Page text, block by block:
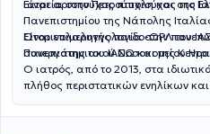
ιατρεία στην Πετρούπολη και στο
Είναι αριστούχος πτυχιούχος της
Πανεπιστημίου της Νάπολης
Ωτορινολαρυγγολογία στην
Πανεπιστημιακού Νοσοκομείου
Είναι επιμελητής παιδο-ΩΡΛ του
συνεργάτης του ΙΑΣΩ και της
Ο ιατρός, από το 2013, στα
πλήθος περιστατικών ενηλίκων